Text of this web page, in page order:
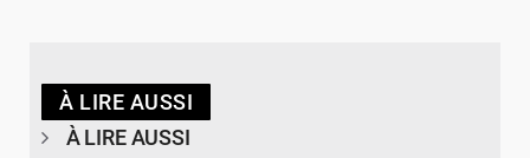
À LIRE AUSSI
À LIRE AUSSI